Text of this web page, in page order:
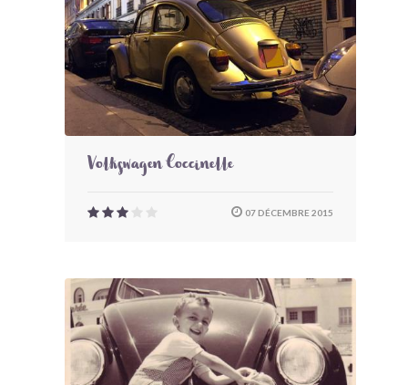
Volkswagen Coccinelle
07 DÉCEMBRE 2015